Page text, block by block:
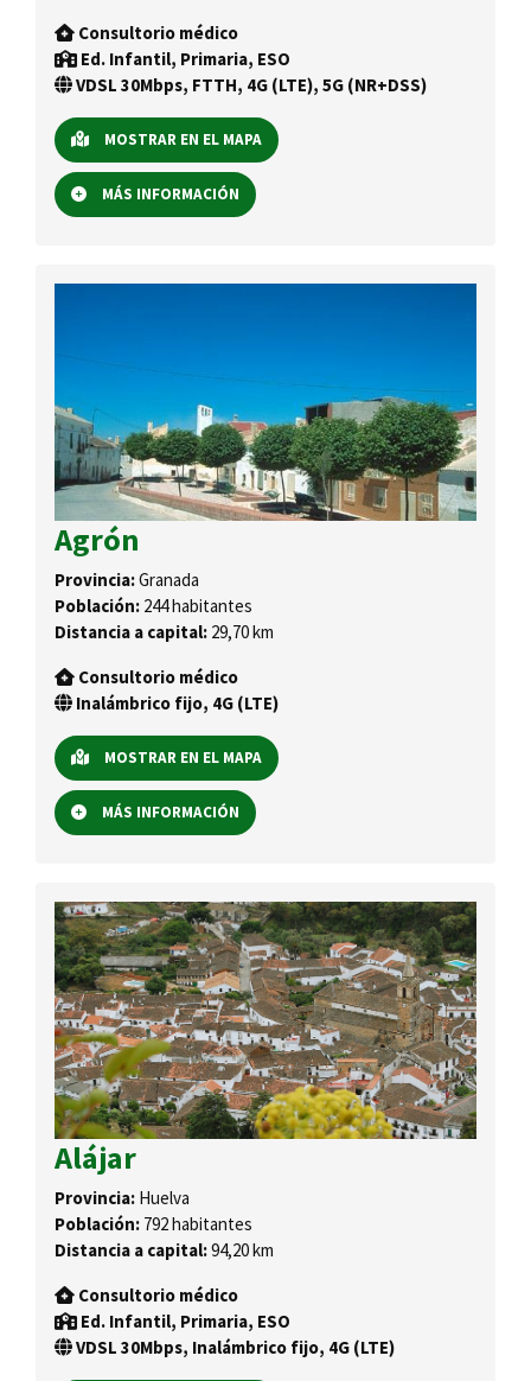
Consultorio médico
Ed. Infantil, Primaria, ESO
VDSL 30Mbps, FTTH, 4G (LTE), 5G (NR+DSS)
MOSTRAR EN EL MAPA
MÁS INFORMACIÓN
Agrón
Provincia:Granada
Población: 244 habitantes
Distancia a capital: 29,70 km
Consultorio médico
Inalámbrico fijo, 4G (LTE)
MOSTRAR EN EL MAPA
MÁS INFORMACIÓN
Alájar
Provincia: Huelva
Población: 792 habitantes
Distancia a capital:94,20 km
Consultorio médico
Ed. Infantil, Primaria, ESO
VDSL 30Mbps, Inalámbrico fijo, 4G (LTE)